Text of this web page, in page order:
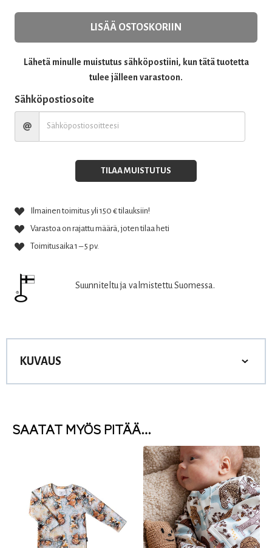
36,50 €.25,50 €.
LISÄÄ OSTOSKORIIN
Lähetä minulle muistutus sähköpostiini, kun tätä tuotetta
tulee jälleen varastoon.
Sähköpostiosoite
TILAA MUISTUTUS
Ilmainen toimitus yli 150 € tilauksiin!
Varastoa on rajattu määrä, joten tilaa heti
Toimitusaika 1 – 5 pv.
Suunniteltu ja valmistettu Suomessa.
KUVAUS
SAATAT MYÖS PITÄÄ…